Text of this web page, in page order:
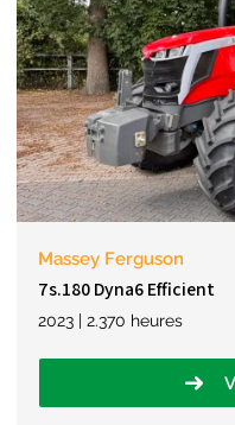
Massey Ferguson
7s.180 Dyna6 Efficient
2023 | 2.370 heures